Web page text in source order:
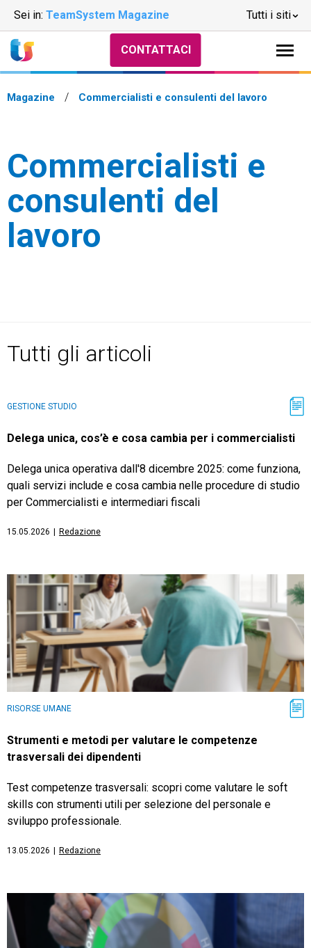
Sei in: TeamSystem Magazine Tutti i siti
Fatturazione
TeamSystem Corporate
TeamSystem Store
CONTATTACI
Magazine Commercialisti e consulenti del lavoro
Commercialisti e
consulenti del
lavoro
Tutti gli articoli
GESTIONE STUDIO
Delega unica, cos’è e cosa cambia per i commercialisti
Delega unica operativa dall'8 dicembre 2025: come funziona,
quali servizi include e cosa cambia nelle procedure di studio
per Commercialisti e intermediari fiscali
15.05.2026 Redazione
RISORSE UMANE
Strumenti e metodi per valutare le competenze
trasversali dei dipendenti
Test competenze trasversali: scopri come valutare le soft
skills con strumenti utili per selezione del personale e
sviluppo professionale.
13.05.2026 Redazione